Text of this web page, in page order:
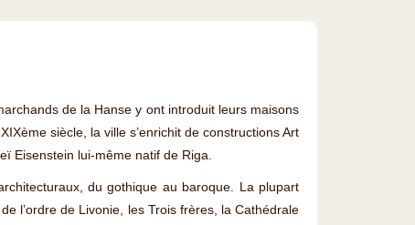
de la Hanse y ont introduit leurs maisons
siècle, la ville s’enrichit de constructions Art
Eisenstein lui-même natif de Riga.
du gothique au baroque. La plupart
l’ordre de Livonie, les Trois frères, la Cathédrale